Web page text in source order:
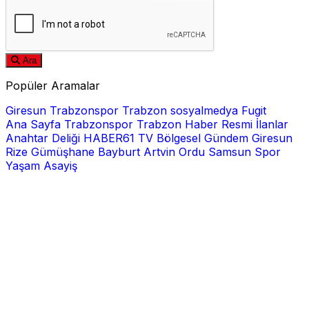
Ara
Popüler Aramalar
Giresun Trabzonspor Trabzon sosyalmedya Fugit
Ana Sayfa Trabzonspor Trabzon Haber Resmi İlanlar
Anahtar Deliği HABER61 TV Bölgesel Gündem Giresun
Rize Gümüşhane Bayburt Artvin Ordu Samsun Spor
Yaşam Asayiş